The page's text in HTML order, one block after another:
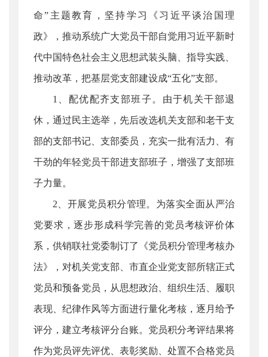
命”主题教育，坚持学习《习近平谈治国理
政》，推动系统广大党员干部自觉用习近平新时
代中国特色社会主义思想武装头脑、指导实践、
推动改革，把基层党支部建设成“五化”支部。
1、配优配齐支部班子。由于机关干部退
休，通过民主选举，先后改选机关支部和老干支
部的支部书记、支部委员，充实一批有活力、有
干劲的年轻党员干部进支部班子，增强了支部班
子力量。
2、开展党员积分管理。为落实全面从严治
党要求，逐步形成科学完善的党员考核评价体
系，供销联社党委制订了《党员积分管理考核办
法》，对机关党支部、市直企业党支部所辖正式
党员和预备党员，从思想政治、组织生活、履职
表现、纪律作风等方面进行量化考核，逐月给予
评分，建立考核评分台账。党员积分考评结果将
作为党员评先评优、表彰奖励、处置不合格党员